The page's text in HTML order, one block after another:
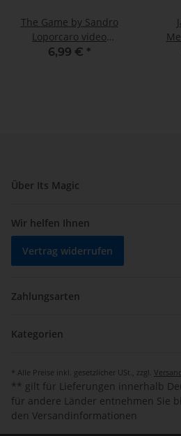
The Game by Sandro
Loporcaro video
DOWNLOAD
6,99 € *
Über Its Magic
Wir helfen Ihnen
Vertrag widerrufen
Zahlungsarten
Kategorien
* Alle Preise inkl. gesetzlicher USt., zzgl.
** gilt für Lieferungen innerhalb
für andere Länder entnehmen Sie
den Versandinformationen